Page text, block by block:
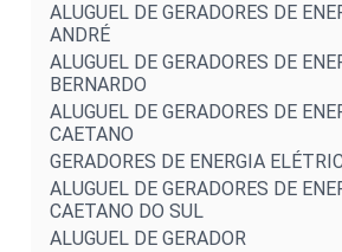
ALUGUEL DE GERADORES DE
ANDRÉ
ALUGUEL DE GERADORES DE
BERNARDO
ALUGUEL DE GERADORES DE
CAETANO
GERADORES DE ENERGIA
ALUGUEL DE GERADORES DE
CAETANO DO SUL
ALUGUEL DE GERADOR